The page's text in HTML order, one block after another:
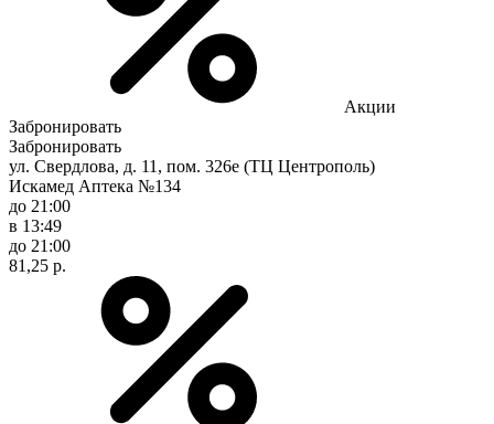
Акции
Забронировать
Забронировать
ул. Свердлова, д. 11, пом. 326е (ТЦ Центрополь)
Искамед Аптека №134
до 21:00
в 13:49
до 21:00
81,25 р.